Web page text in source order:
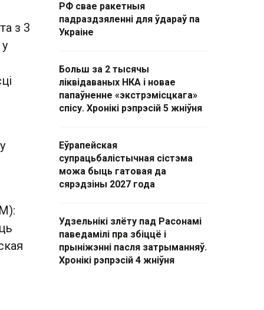
з 3
РФ свае ракетныя
падраздзяленні для ўдараў па
Украіне
Больш за 2 тысячы
ліквідаваных НКА і новае
папаўненне «экстрэмісцкага»
спісу. Хронікі рэпрэсій 5 жніўня
Еўрапейская
супрацьбалістычная сістэма
можа быць гатовая да
сярэдзіны 2027 года
Удзельнікі злёту пад Расонамі
паведамілі пра збіццё і
прыніжэнні пасля затрыманняў.
Хронікі рэпрэсій 4 жніўня